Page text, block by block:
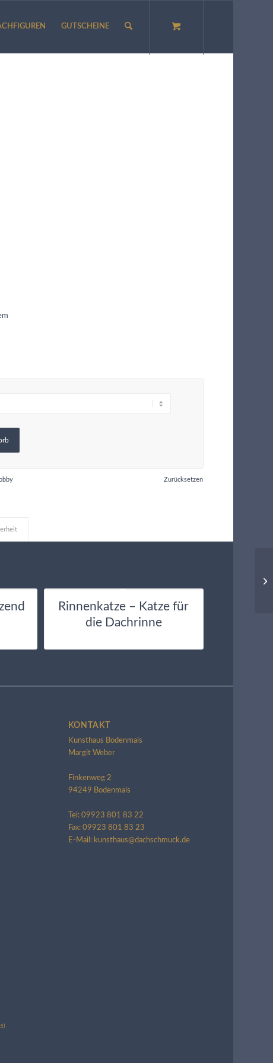
GUTSCHEINE
Zurücksetzen
Rinnenkatze – Katze für
die Dachrinne
KONTAKT
Kunsthaus Bodenmais
Margit Weber
Finkenweg 2
94249 Bodenmais
Tel: 09923 801 83 22
Fax: 09923 801 83 23
E-Mail: kunsthaus@dachschmuck.de